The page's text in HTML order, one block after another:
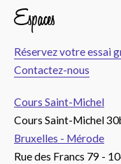
Espaces
Réservez votre essai
Contactez-nous
Cours Saint-Michel
Cours Saint-Michel
Bruxelles - Mérode
Rue des Francs 79 -